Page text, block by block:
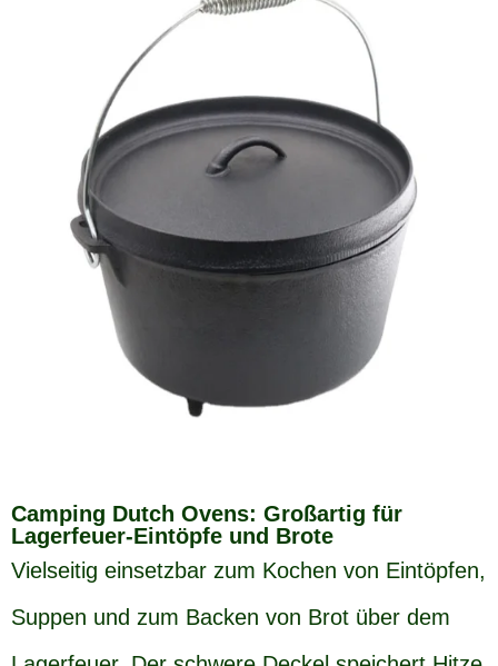
Camping Dutch Ovens: Großartig für
Lagerfeuer-Eintöpfe und Brote
Vielseitig einsetzbar zum Kochen von Eintöpfen,
Suppen und zum Backen von Brot über dem